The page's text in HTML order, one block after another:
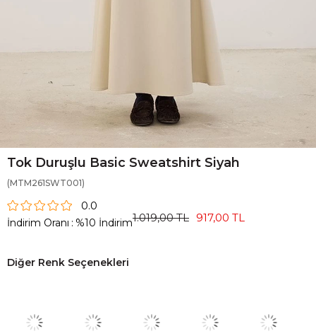
Tok Duruşlu Basic Sweatshirt Siyah
(MTM261SWT001)
0.0
İndirim Oranı : %10 İndirim1.019,00 TL 917,00 TL
Diğer Renk Seçenekleri